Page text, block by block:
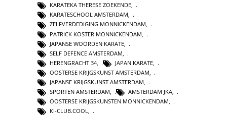
KARATEKA THERESE ZOEKENDE,
KARATESCHOOL AMSTERDAM,
ZELFVERDEDIGING MONNICKENDAM,
PATRICK KOSTER MONNICKENDAM
JAPANSE WOORDEN KARATE
SELF DEFENCE AMSTERDAM
HERENGRACHT 34
JAPAN KARATE
OOSTERSE KRIJGSKUNST AMSTERDAM
JAPANSE KRIJGSKUNST AMSTERDAM
SPORTEN AMSTERDAM
AMSTERDAM JKA
OOSTERSE KRIJGSKUNSTEN MONNICKENDAM
KI-CLUB.COOL,